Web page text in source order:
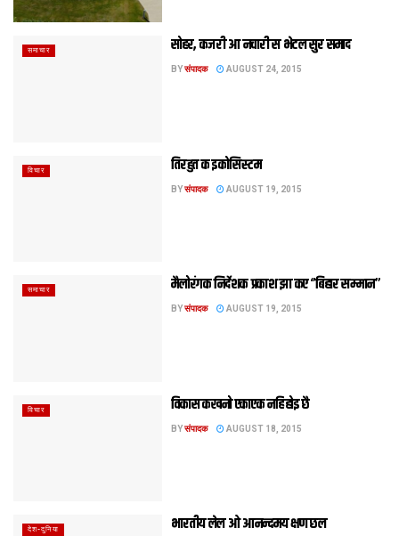
समाचार सोहर, कजरी आ नचारी स भेटल सुर समाद
BYसंपादक AUGUST 24, 2015
विचार तिरहुत क इकोसिस्टम
BYसंपादक AUGUST 19, 2015
समाचार मैलोरंगक निर्देशक प्रकाश झा कए ‘’बिहार सम्मान’’
BYसंपादक AUGUST 19, 2015
विचार विकास कखनो एकाएक नहि होइ छै
BYसंपादक AUGUST 18, 2015
देश-दुनिया भारतीय लेल ओ आनन्दमय क्षण छल